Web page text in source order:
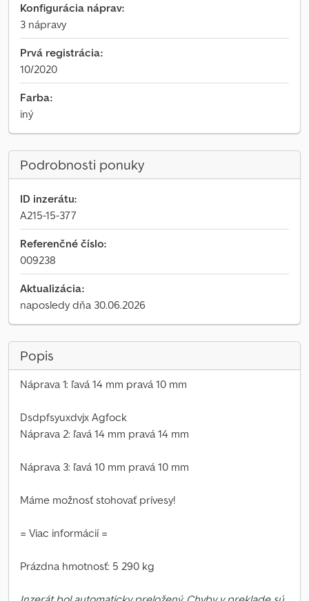
Konfigurácia náprav:
3 nápravy
Prvá registrácia:
10/2020
Farba:
iný
Podrobnosti ponuky
ID inzerátu:
A215-15-377
Referenčné číslo:
009238
Aktualizácia:
naposledy dňa 30.06.2026
Popis
Náprava 1: ľavá 14 mm pravá 10 mm
Dsdpfsyuxdvjx Agfock
Náprava 2: ľavá 14 mm pravá 14 mm
Náprava 3: ľavá 10 mm pravá 10 mm
Máme možnosť stohovať prívesy!
= Viac informácií =
Prázdna hmotnosť: 5 290 kg